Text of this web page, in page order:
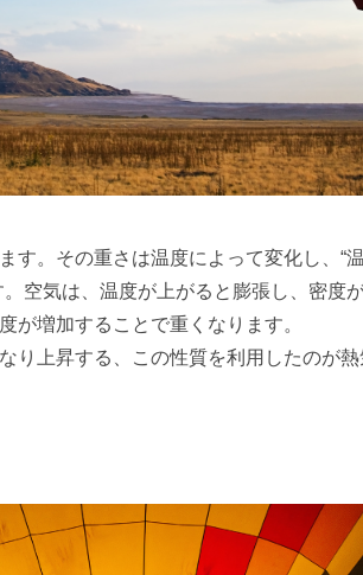
す。その重さは温度によって変化し、 “
空気は、温度が上がると膨張し、密度
が増加することで重くなります。
り上昇する、この性質を利用したのが熱